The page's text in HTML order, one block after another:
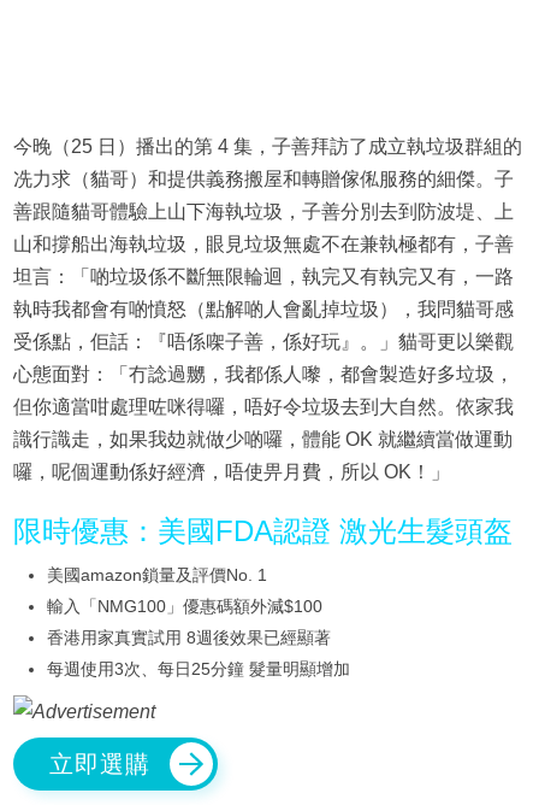
今晚（25 日）播出的第 4 集，子善拜訪了成立執垃圾群組的
冼力求（貓哥）和提供義務搬屋和轉贈傢俬服務的細傑。子
善跟隨貓哥體驗上山下海執垃圾，子善分別去到防波堤、上
山和撐船出海執垃圾，眼見垃圾無處不在兼執極都有，子善
坦言：「啲垃圾係不斷無限輪迴，執完又有執完又有，一路
執時我都會有啲憤怒（點解啲人會亂掉垃圾），我問貓哥感
受係點，佢話：『唔係㗎子善，係好玩』。」貓哥更以樂觀
心態面對：「冇諗過嬲，我都係人嚟，都會製造好多垃圾，
但你適當咁處理咗咪得囉，唔好令垃圾去到大自然。依家我
識行識走，如果我攰就做少啲囉，體能 OK 就繼續當做運動
囉，呢個運動係好經濟，唔使畀月費，所以 OK！」
限時優惠：美國FDA認證 激光生髮頭盔
美國amazon鎖量及評價No. 1
輸入「NMG100」優惠碼額外減$100
香港用家真實試用 8週後效果已經顯著
每週使用3次、每日25分鐘 髮量明顯增加
立即選購